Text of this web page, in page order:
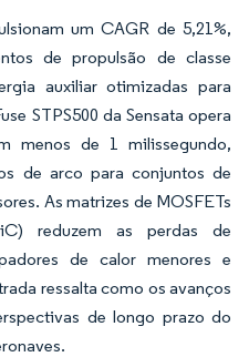
um CAGR de 5,21%,
de propulsão de classe
auxiliar otimizadas para
STPS500 da Sensata opera
menos de 1 milissegundo,
de arco para conjuntos de
As matrizes de MOSFETs
reduzem as perdas de
de calor menores e
ressalta como os avanços
de longo prazo do